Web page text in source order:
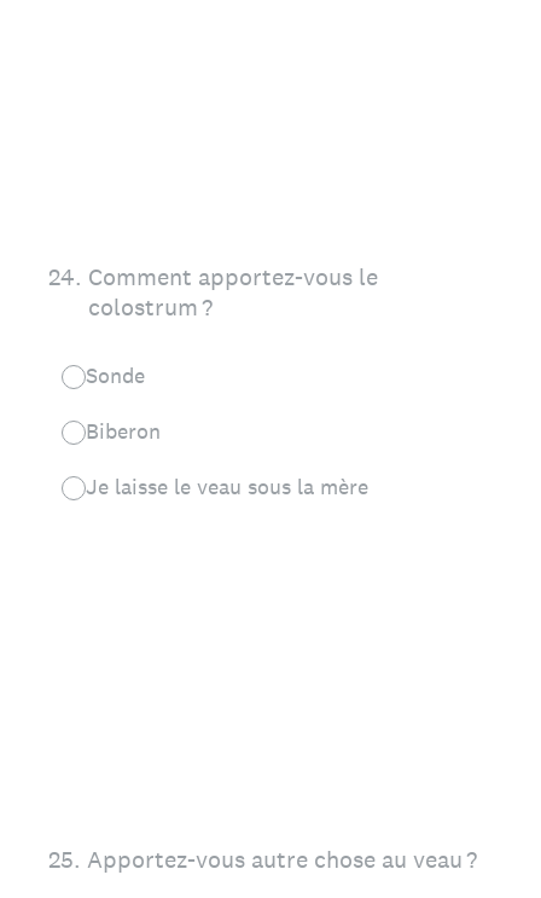
24. Comment apportez-vous le
colostrum ?
Sonde
Biberon
Je laisse le veau sous la mère
25. Apportez-vous autre chose au veau ?